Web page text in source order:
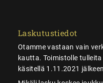
Laskutustiedot
Otamme vastaan vain
kautta. Toimistolle
käsitellä 1.11.2021